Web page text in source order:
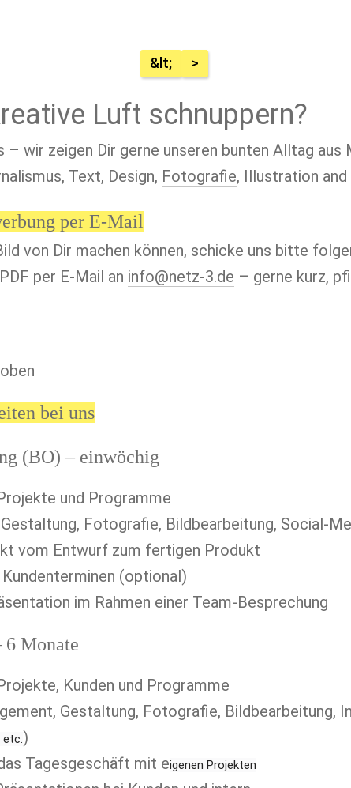
&lt; >
Luft schnuppern?
– wir zeigen Dir gerne unseren bunten Alltag aus
Text, Design, Fotografie, Illustration
per E-Mail
von Dir machen können, schicke uns bitte
per E-Mail an info@netz-3.de – gerne kurz,
bei uns
(BO) – einwöchig
und Programme
Gestaltung, Fotografie, Bildbearbeitung, Social-
vom Entwurf zum fertigen Produkt
(optional)
im Rahmen einer Team-Besprechung
6 Monate
Kunden und Programme
etc.)
Tagesgeschäft mit eigenen Projekten